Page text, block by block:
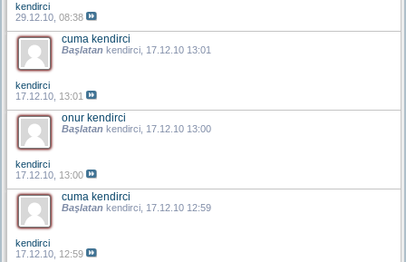
kendirci
29.12.10, 08:38
cuma kendirci
Başlatan kendirci , 17.12.10 13:01
kendirci
17.12.10, 13:01
onur kendirci
Başlatan kendirci , 17.12.10 13:00
kendirci
17.12.10, 13:00
cuma kendirci
Başlatan kendirci , 17.12.10 12:59
kendirci
17.12.10, 12:59